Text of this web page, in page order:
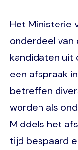
Het Ministerie
onderdeel van
kandidaten uit
een afspraak
betreffen
worden als
Middels het
tijd bespaard